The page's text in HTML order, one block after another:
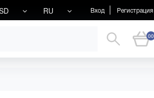
Вход Регистрация
RU
00